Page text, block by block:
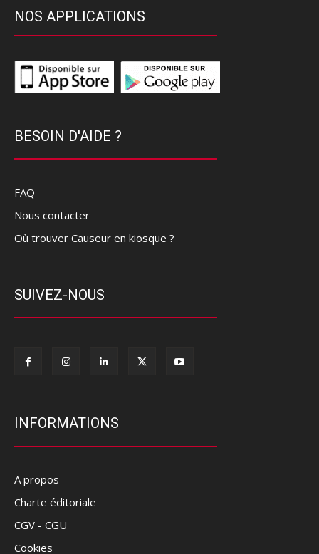
NOS APPLICATIONS
BESOIN D'AIDE ?
FAQ
Nous contacter
Où trouver Causeur en kiosque ?
SUIVEZ-NOUS
INFORMATIONS
A propos
Charte éditoriale
CGV - CGU
Cookies